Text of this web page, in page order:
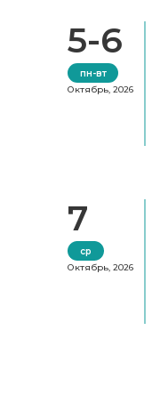
5-6
пн-вт
Октябрь, 2026
7
ср
Октябрь, 2026